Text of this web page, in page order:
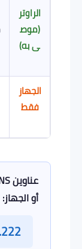
الراوتر
(موص
ى به)
الجهاز
فقط
أو الجهاز: